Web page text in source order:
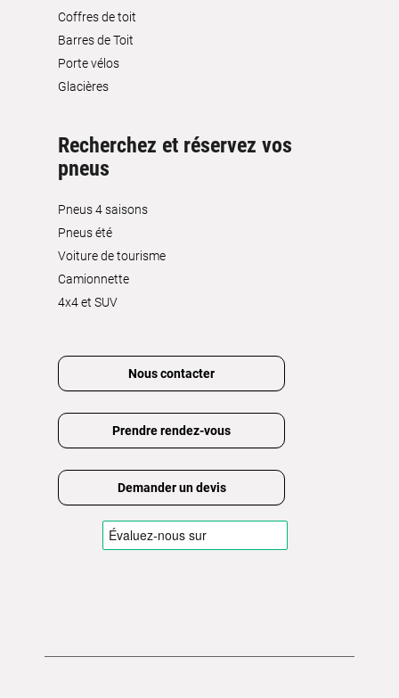
Coffres de toit
Barres de Toit
Porte vélos
Glacières
Recherchez et réservez vos
pneus
Pneus 4 saisons
Pneus été
Voiture de tourisme
Camionnette
4x4 et SUV
Nous contacter
Prendre rendez-vous
Demander un devis